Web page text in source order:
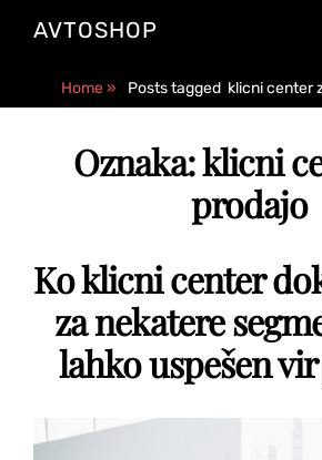
AVTOSHOP
Home» Posts tagged klicni center
Oznaka:klicni
prodajo
Ko klicni center
za nekatere
lahko uspešen